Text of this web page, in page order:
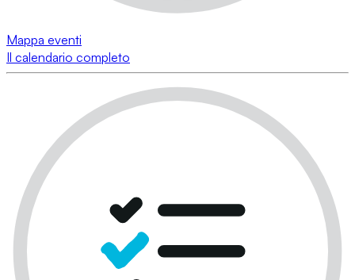
Mappa eventi
Il calendario completo